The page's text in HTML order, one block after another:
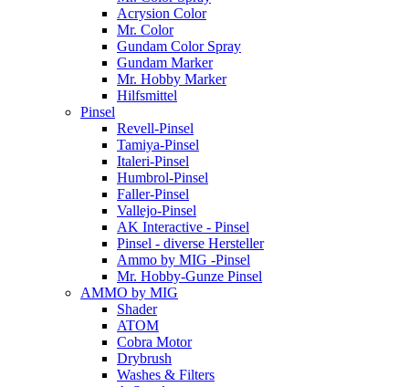
Acrysion Color
Mr. Color
Gundam Color Spray
Gundam Marker
Mr. Hobby Marker
Hilfsmittel
Pinsel
Revell-Pinsel
Tamiya-Pinsel
Italeri-Pinsel
Humbrol-Pinsel
Faller-Pinsel
Vallejo-Pinsel
AK Interactive - Pinsel
Pinsel - diverse Hersteller
Ammo by MIG -Pinsel
Mr. Hobby-Gunze Pinsel
AMMO by MIG
Shader
ATOM
Cobra Motor
Drybrush
Washes & Filters